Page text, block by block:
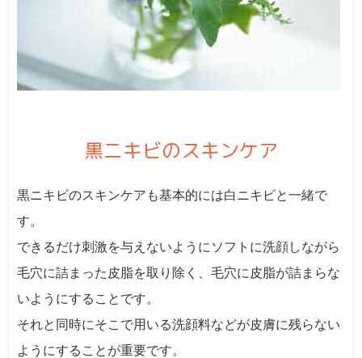
黒ニキビのスキンケア
黒ニキビのスキンケアも基本的には白ニキビと一緒で
す。
できるだけ刺激を与えないようにソフトに洗顔しながら
毛穴に詰まった皮脂を取り除く、毛穴に皮脂が詰まらな
いようにすることです。
それと同時にそこで用いる洗顔料などが皮膚に残らない
ようにすることが重要です。